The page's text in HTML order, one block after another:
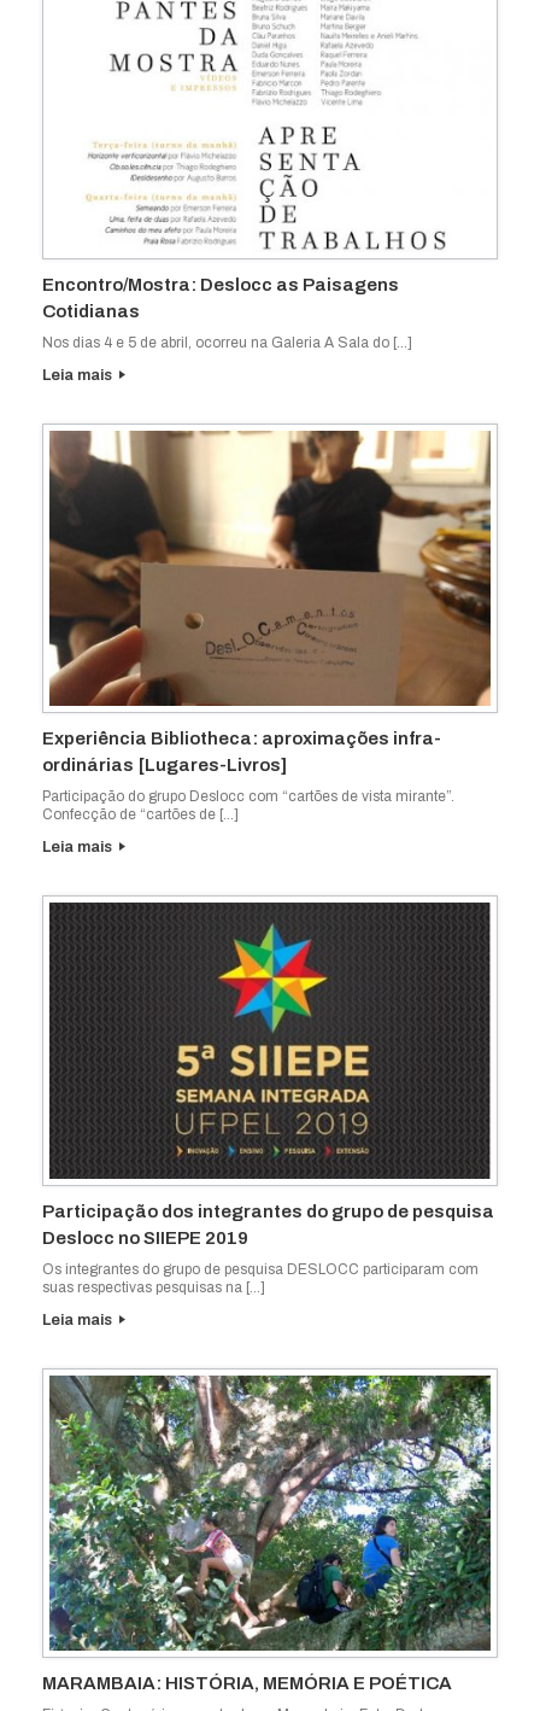
Encontro/Mostra: Deslocc as Paisagens
Cotidianas
Nos dias 4 e 5 de abril, ocorreu na Galeria A Sala do […]
Leia mais
Experiência Bibliotheca: aproximações infra-
ordinárias [Lugares-Livros]
Participação do grupo Deslocc com “cartões de vista mirante”.
Confecção de “cartões de […]
Leia mais
Participação dos integrantes do grupo de pesquisa
Deslocc no SIIEPE 2019
Os integrantes do grupo de pesquisa DESLOCC participaram com
suas respectivas pesquisas na […]
Leia mais
MARAMBAIA: HISTÓRIA, MEMÓRIA E POÉTICA